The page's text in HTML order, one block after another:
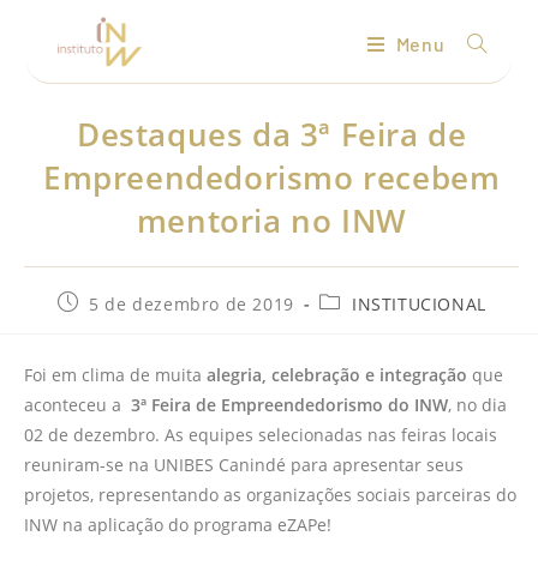
Menu
Destaques da 3ª Feira de
Empreendedorismo recebem
mentoria no INW
5 de dezembro de 2019 INSTITUCIONAL
Foi em clima de muita alegria, celebração e integração que
aconteceu a 3ª Feira de Empreendedorismo do INW, no dia
02 de dezembro. As equipes selecionadas nas feiras locais
reuniram-se na UNIBES Canindé para apresentar seus
projetos, representando as organizações sociais parceiras do
INW na aplicação do programa eZAPe!